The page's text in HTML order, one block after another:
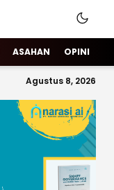
ASAHAN OPINI
Agustus 8, 2026